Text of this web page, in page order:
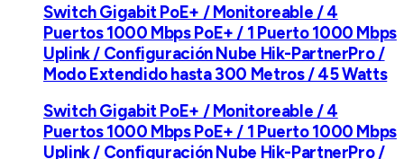
Switch Gigabit PoE+ / Monitoreable / 4
Puertos 1000 Mbps PoE+ / 1 Puerto 1000 Mbps
Uplink / Configuración Nube Hik-PartnerPro /
Modo Extendido hasta 300 Metros / 45 Watts
Switch Gigabit PoE+ / Monitoreable / 4
Puertos 1000 Mbps PoE+ / 1 Puerto 1000 Mbps
Uplink / Configuración Nube Hik-PartnerPro /